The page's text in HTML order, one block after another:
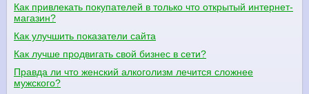
Как привлекать покупателей в только что открытый интернет-
магазин?
Как улучшить показатели сайта
Как лучше продвигать свой бизнес в сети?
Правда ли что женский алкоголизм лечится сложнее
мужского?